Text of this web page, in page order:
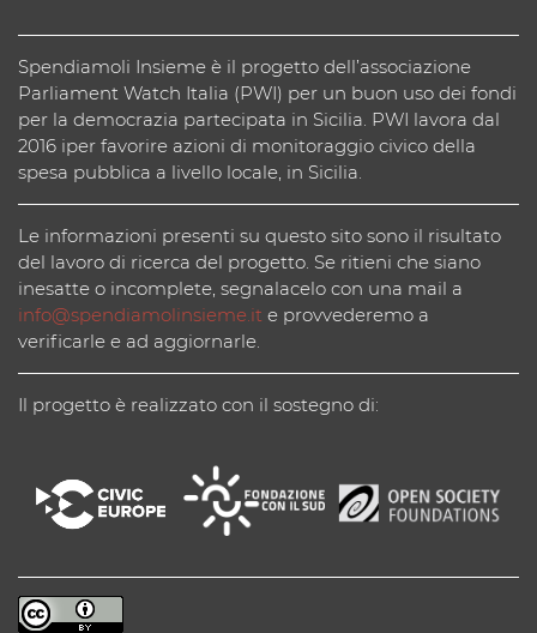
Spendiamoli Insieme è il progetto dell’associazione
Parliament Watch Italia (PWI) per un buon uso dei fondi
per la democrazia partecipata in Sicilia. PWI lavora dal
2016 iper favorire azioni di monitoraggio civico della
spesa pubblica a livello locale, in Sicilia.
Le informazioni presenti su questo sito sono il risultato
del lavoro di ricerca del progetto. Se ritieni che siano
inesatte o incomplete, segnalacelo con una mail a
info@spendiamolinsieme.it e provvederemo a
verificarle e ad aggiornarle.
Il progetto è realizzato con il sostegno di: